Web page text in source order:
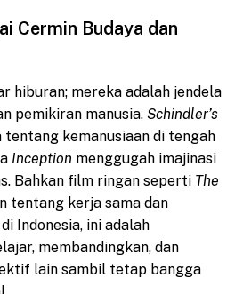
Cermin Budaya dan
hiburan; mereka adalah jendela
pemikiran manusia. Schindler’s
kemanusiaan di tengah
Inception menggugah imajinasi
Bahkan film ringan seperti The
tentang kerja sama dan
Indonesia, ini adalah
membandingkan, dan
lain sambil tetap bangga